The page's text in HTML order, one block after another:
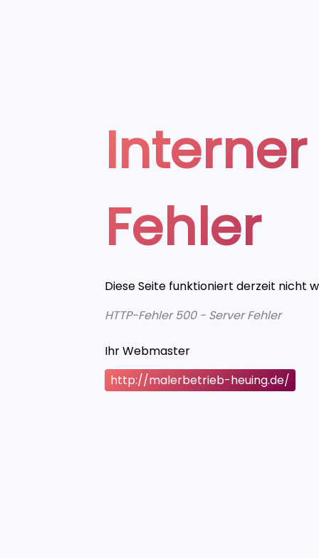
Fehler
Diese Seite funktioniert derzeit nicht
HTTP-Fehler 500 - Server Fehler
Ihr Webmaster
http://malerbetrieb-heuing.de/